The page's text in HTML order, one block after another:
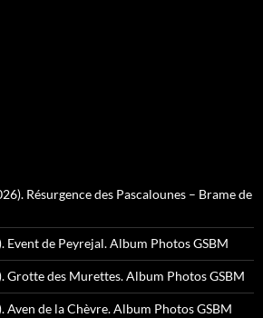
Résurgence des Pascalounes – Brame de
Event de Peyrejal. Album Photos GSBM
Grotte des Murettes. Album Photos GSBM
Aven de la Chèvre. Album Photos GSBM